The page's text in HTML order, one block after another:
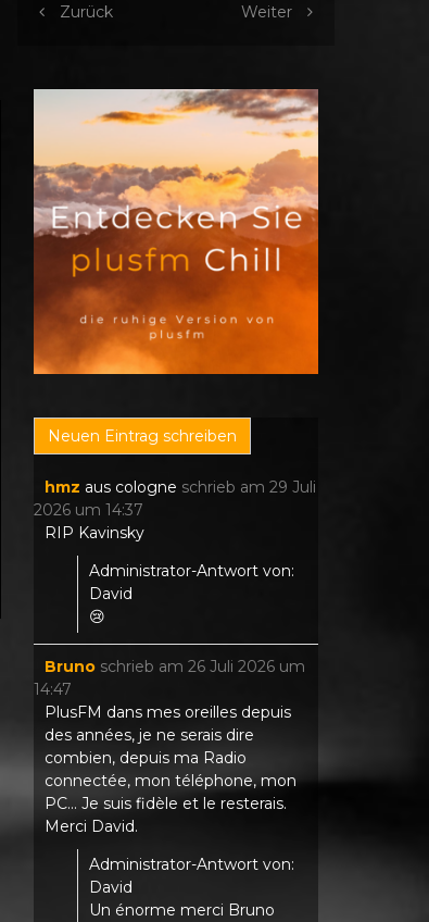
Zurück Weiter
hmz aus cologne schrieb am 29 Juli
2026 um 14:37
RIP Kavinsky
Administrator-Antwort von:
David
😢
Bruno schrieb am 26 Juli 2026 um
14:47
PlusFM dans mes oreilles depuis
des années, je ne serais dire
combien, depuis ma Radio
connectée, mon téléphone, mon
PC... Je suis fidèle et le resterais.
Merci David.
Administrator-Antwort von:
David
Un énorme merci Bruno